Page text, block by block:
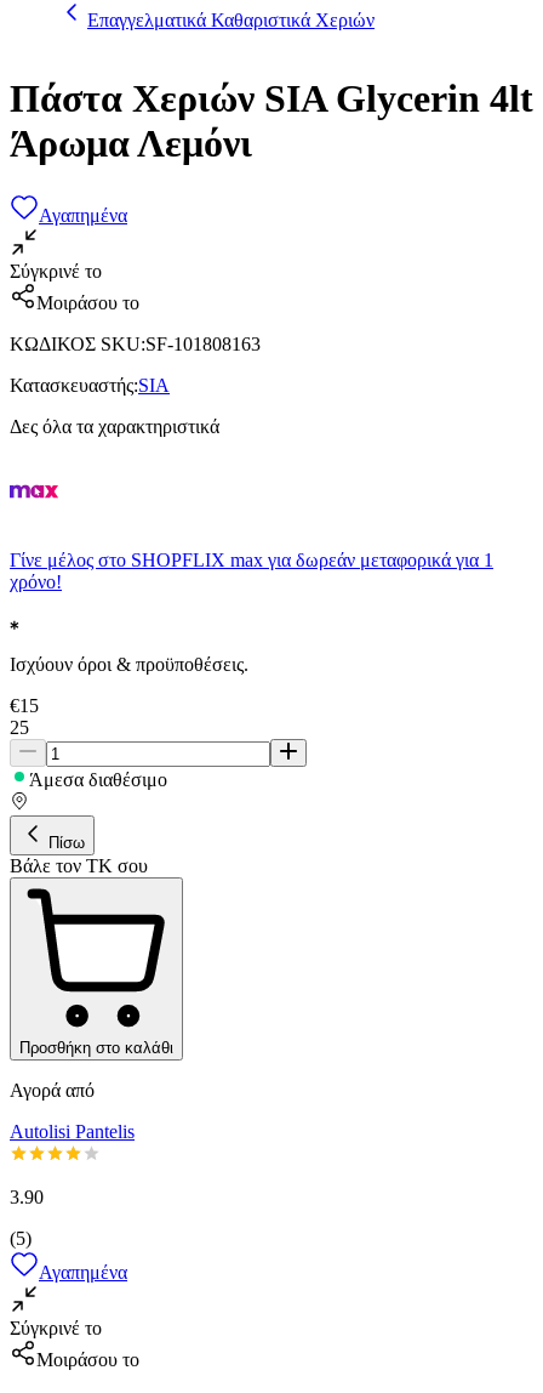
Επαγγελματικά Καθαριστικά Χεριών
Πάστα Χεριών SIA Glycerin 4lt
Άρωμα Λεμόνι
Αγαπημένα
Σύγκρινέ το
Μοιράσου το
ΚΩΔΙΚΟΣ SKU:SF-101808163
Κατασκευαστής:SIA
Δες όλα τα χαρακτηριστικά
Γίνε μέλος στο SHOPFLIX max για δωρεάν μεταφορικά για 1
χρόνο!
Ισχύουν όροι & προϋποθέσεις.
€15
25
Άμεσα διαθέσιμο
Πίσω
Βάλε τον ΤΚ σου
Προσθήκη στο καλάθι
Αγορά από
Autolisi Pantelis
3.90
(5)
Αγαπημένα
Σύγκρινέ το
Μοιράσου το